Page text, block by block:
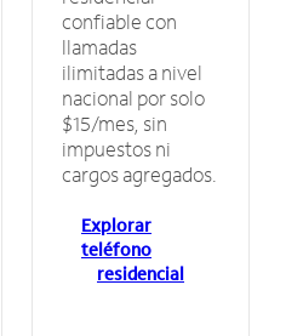
confiable con
llamadas
ilimitadas a nivel
nacional por solo
$15/mes, sin
impuestos ni
cargos agregados.
Explorar
teléfono
residencial